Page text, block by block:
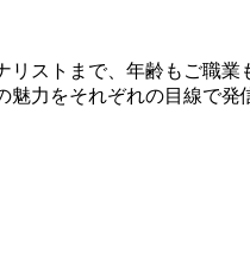
ストまで、年齢もご職業
魅力をそれぞれの目線で発